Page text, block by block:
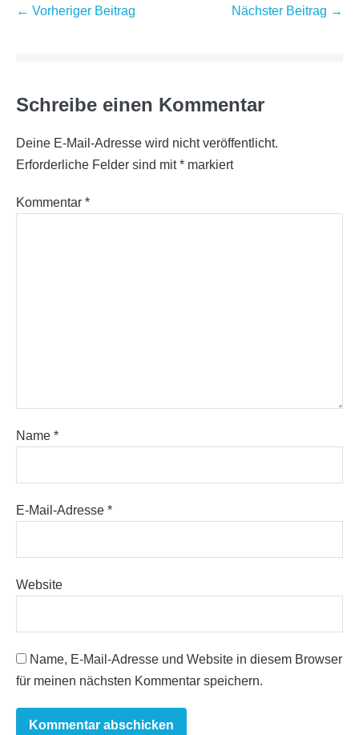
Beitragsnavigation
← Vorheriger Beitrag Nächster Beitrag →
Schreibe einen Kommentar
Deine E-Mail-Adresse wird nicht veröffentlicht.
Erforderliche Felder sind mit* markiert
Kommentar *
Name *
E-Mail-Adresse *
Website
Name, E-Mail-Adresse und Website in diesem Browser
für meinen nächsten Kommentar speichern.